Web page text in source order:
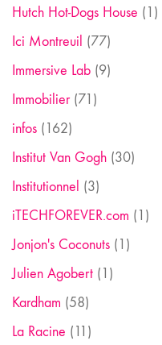
Hutch Hot-Dogs House (1)
Ici Montreuil (77)
Immersive Lab (9)
Immobilier(71)
infos (162)
Institut Van Gogh (30)
Institutionnel (3)
iTECHFOREVER.com (1)
Jonjon's Coconuts (1)
Julien Agobert (1)
Kardham (58)
La Racine (11)